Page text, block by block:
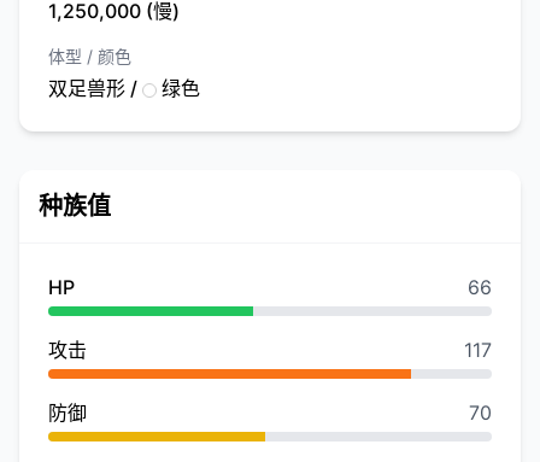
1,250,000 (慢)
体型 / 颜色
双足兽形 / 绿色
种族值
HP 66
攻击 117
防御 70